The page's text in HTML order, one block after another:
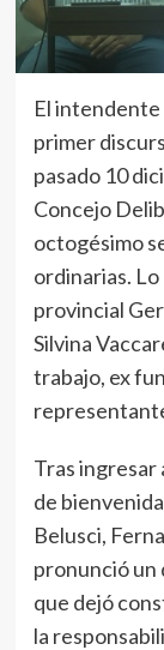
El
primer
pasado 10
Concejo
octogésimo
ordinarias.
provincial
Silvina
trabajo, ex
Tras ingresar
de
Belusci,
pronunció un
que dejó
la